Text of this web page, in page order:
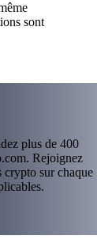
sont
plus de 400
Rejoignez
crypto sur chaque